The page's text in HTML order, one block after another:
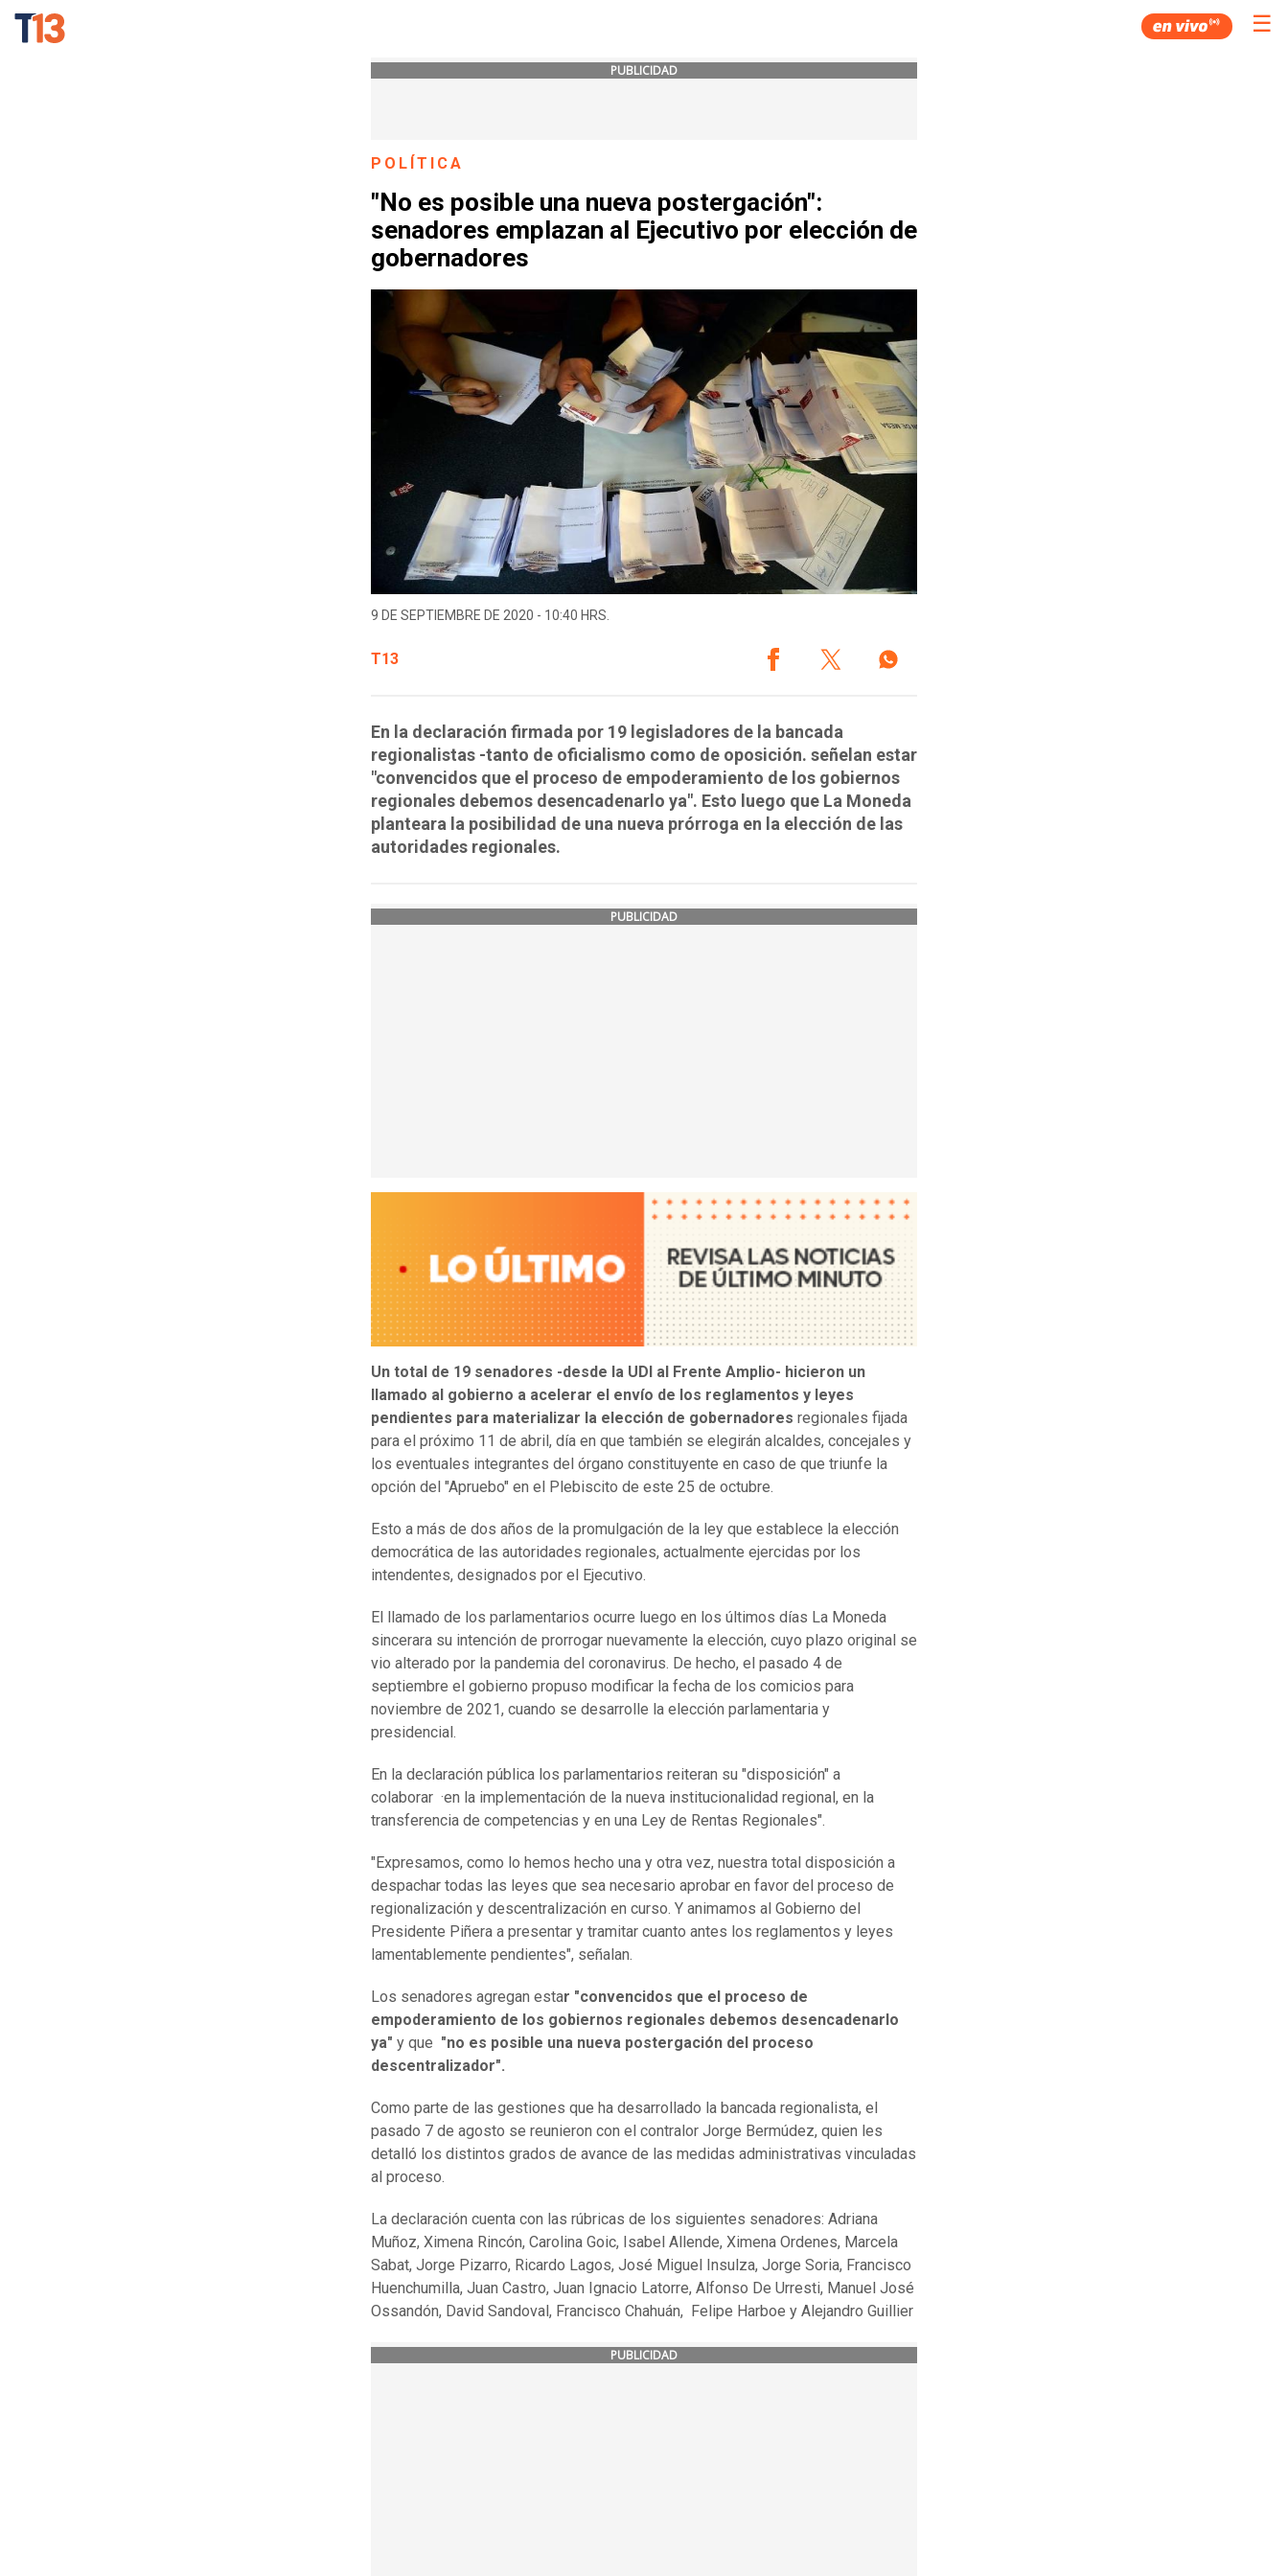
☰
PUBLICIDAD
POLÍTICA
"No es posible una nueva postergación":
senadores emplazan al Ejecutivo por elección de
gobernadores
9 DE SEPTIEMBRE DE 2020 - 10:40 HRS.
T13
En la declaración firmada por 19 legisladores de la bancada
regionalistas -tanto de oficialismo como de oposición. señelan estar
"convencidos que el proceso de empoderamiento de los gobiernos
regionales debemos desencadenarlo ya". Esto luego que La Moneda
planteara la posibilidad de una nueva prórroga en la elección de las
autoridades regionales.
PUBLICIDAD
Un total de 19 senadores -desde la UDI al Frente Amplio- hicieron un
llamado al gobierno a acelerar el envío de los reglamentos y leyes
pendientes para materializar la elección de gobernadores regionales fijada
para el próximo 11 de abril, día en que también se elegirán alcaldes, concejales y
los eventuales integrantes del órgano constituyente en caso de que triunfe la
opción del "Apruebo" en el Plebiscito de este 25 de octubre.
Esto a más de dos años de la promulgación de la ley que establece la elección
democrática de las autoridades regionales, actualmente ejercidas por los
intendentes, designados por el Ejecutivo.
El llamado de los parlamentarios ocurre luego en los últimos días La Moneda
sincerara su intención de prorrogar nuevamente la elección, cuyo plazo original se
vio alterado por la pandemia del coronavirus. De hecho, el pasado 4 de
septiembre el gobierno propuso modificar la fecha de los comicios para
noviembre de 2021, cuando se desarrolle la elección parlamentaria y
presidencial.
En la declaración pública los parlamentarios reiteran su "disposición" a
colaborar ·en la implementación de la nueva institucionalidad regional, en la
transferencia de competencias y en una Ley de Rentas Regionales".
"Expresamos, como lo hemos hecho una y otra vez, nuestra total disposición a
despachar todas las leyes que sea necesario aprobar en favor del proceso de
regionalización y descentralización en curso. Y animamos al Gobierno del
Presidente Piñera a presentar y tramitar cuanto antes los reglamentos y leyes
lamentablemente pendientes", señalan.
Los senadores agregan estar "convencidos que el proceso de
empoderamiento de los gobiernos regionales debemos desencadenarlo
ya" y que "no es posible una nueva postergación del proceso
descentralizador".
Como parte de las gestiones que ha desarrollado la bancada regionalista, el
pasado 7 de agosto se reunieron con el contralor Jorge Bermúdez, quien les
detalló los distintos grados de avance de las medidas administrativas vinculadas
al proceso.
La declaración cuenta con las rúbricas de los siguientes senadores: Adriana
Muñoz, Ximena Rincón, Carolina Goic, Isabel Allende, Ximena Ordenes, Marcela
Sabat, Jorge Pizarro, Ricardo Lagos, José Miguel Insulza, Jorge Soria, Francisco
Huenchumilla, Juan Castro, Juan Ignacio Latorre, Alfonso De Urresti, Manuel José
Ossandón, David Sandoval, Francisco Chahuán, Felipe Harboe y Alejandro Guillier
PUBLICIDAD